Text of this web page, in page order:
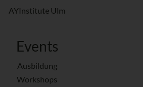
AYInstitute Ulm
Events
Ausbildung
Workshops